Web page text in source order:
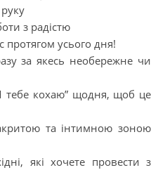
з радістю
протягом усього дня!
за якесь необережне чи
тебе кохаю” щодня, щоб це
та інтимною зоною
які хочете провести з